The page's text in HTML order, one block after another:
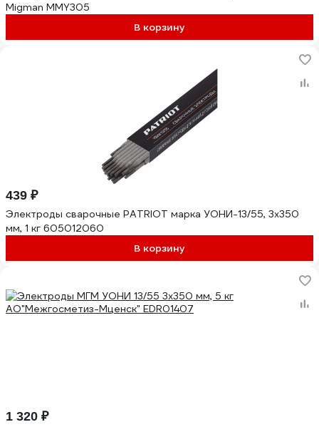
Migman ММY305
В корзину
439 ₽
Электроды сварочные PATRIOT марка УОНИ-13/55, 3х350
мм, 1 кг 605012060
В корзину
1 320 ₽